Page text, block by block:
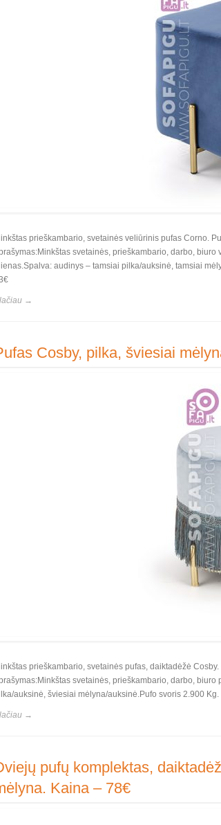
prieškambario, svetainės veliūrinis pufas Corno.
svetainės, prieškambario, darbo,
audinys – tamsiai pilka/auksinė, tamsiai
→
Cosby, pilka, šviesiai
prieškambario, svetainės pufas, daiktadėžė
svetainės, prieškambario, darbo,
auksinė, šviesiai mėlyna/auksinė.Pufo svoris 2.900
→
pufų komplektas,
Kaina – 78€